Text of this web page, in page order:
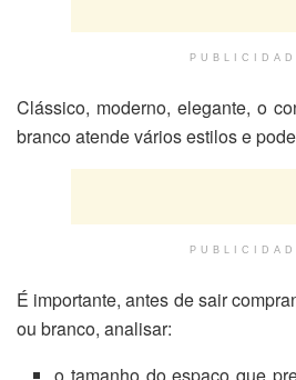
Clássico, moderno, elegante, o
branco atende vários estilos e
É importante, antes de sair
ou branco, analisar: